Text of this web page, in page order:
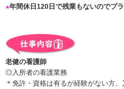
★年間休日120日で残業もないのでプ
老健の看護師
◎入所者の看護業務
＊免許・資格は有るが経験がない方